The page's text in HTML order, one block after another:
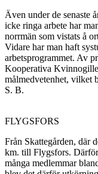
Även under de senaste
icke ringa arbete har
norrmän som vistats å
Vidare har man haft
arbetsprogrammet. Av
Kooperativa
målmedvetenhet, vilket
S. B.
FLYGSFORS
Från Skattegården, där
km. till Flygsfors.
många medlemmar